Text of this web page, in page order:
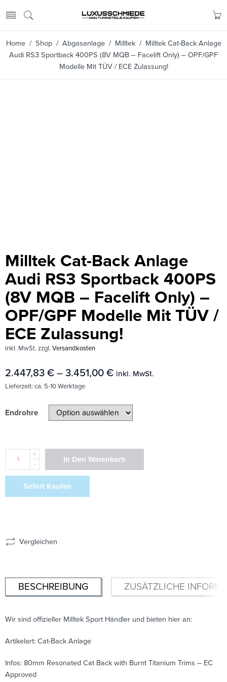
Home/ Shop/ Abgasanlage/ Milltek/ Milltek Cat-Back Anlage
Audi RS3 Sportback 400PS (8V MQB – Facelift Only) – OPF/GPF
Modelle Mit TÜV / ECE Zulassung!
Milltek Cat-Back Anlage
Audi RS3 Sportback 400PS
(8V MQB – Facelift Only) –
OPF/GPF Modelle Mit TÜV /
ECE Zulassung!
inkl. MwSt. zzgl. Versandkosten
2.447,83 € – 3.451,00 € inkl. MwSt.
Lieferzeit: ca. 5-10 Werktage
Endrohre
+
-
In Den Warenkorb
Sofort Kaufen
Vergleichen
BESCHREIBUNG ZUSÄTZLICHE
Wir sind offizieller Milltek Sport Händler und bieten hier an:
Artikelart: Cat-Back Anlage
Infos: 80mm Resonated Cat Back with Burnt Titanium Trims – EC
Approved